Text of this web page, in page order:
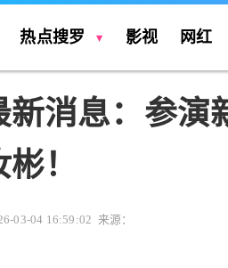
热点搜罗 影视 网红
新消息：参演
！
03-04 16:59:02 来源：